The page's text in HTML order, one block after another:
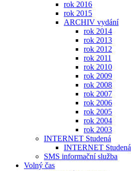
rok 2016
rok 2015
ARCHIV vydání
rok 2014
rok 2013
rok 2012
rok 2011
rok 2010
rok 2009
rok 2008
rok 2007
rok 2006
rok 2005
rok 2004
rok 2003
INTERNET Studená
INTERNET Studená
SMS informační služba
Volný čas